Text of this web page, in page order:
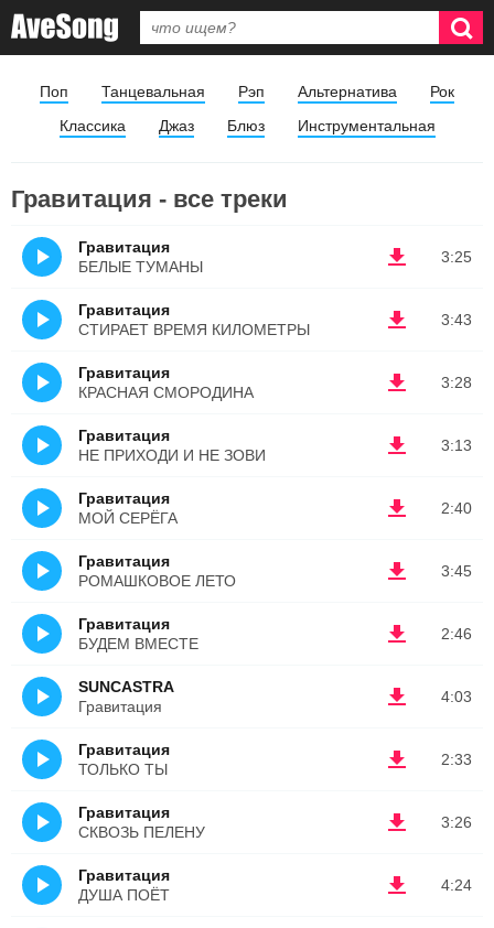
Поп Танцевальная Рэп Альтернатива
Рок
Классика
Джаз Блюз Инструментальная
Гравитация - все треки
3:25
Гравитация
БЕЛЫЕ ТУМАНЫ
3:43
Гравитация
СТИРАЕТ ВРЕМЯ КИЛОМЕТРЫ
3:28
Гравитация
КРАСНАЯ СМОРОДИНА
3:13
Гравитация
НЕ ПРИХОДИ И НЕ ЗОВИ
2:40
Гравитация
МОЙ СЕРЁГА
3:45
Гравитация
РОМАШКОВОЕ ЛЕТО
2:46
Гравитация
БУДЕМ ВМЕСТЕ
4:03
SUNCASTRA
Гравитация
2:33
Гравитация
ТОЛЬКО ТЫ
3:26
Гравитация
СКВОЗЬ ПЕЛЕНУ
4:24
Гравитация
ДУША ПОЁТ